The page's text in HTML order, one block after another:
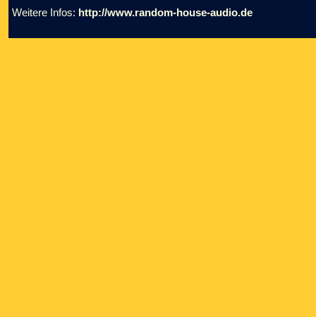
Weitere Infos: http://www.random-house-audio.de